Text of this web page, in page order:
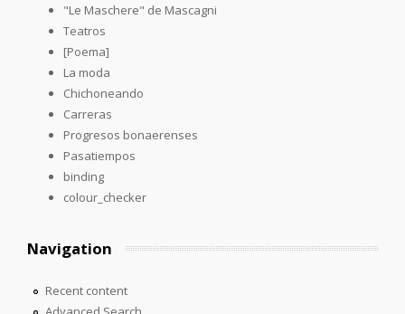
"Le Maschere" de Mascagni
Teatros
[Poema]
La moda
Chichoneando
Carreras
Progresos bonaerenses
Pasatiempos
binding
colour_checker
Navigation
Recent content